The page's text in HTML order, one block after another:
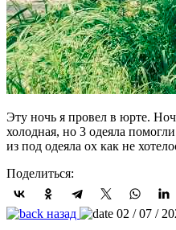
Эту ночь я провел в юрте.
холодная, но 3 одеяла
из под одеяла ох как не
Поделиться:
назад 02 / 07 /